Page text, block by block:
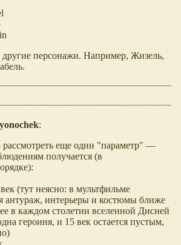
персонажи. Например, Жизель,
:
еще один "параметр" —
получается (в
(тут неясно: в мультфильме
антураж, интерьеры и костюмы ближе
в каждом столетии вселенной Дисней
героиня, и 15 век остается пустым,